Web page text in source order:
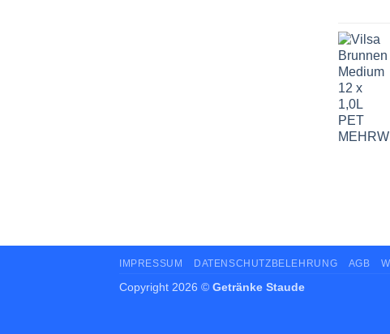
IMPRESSUM DATENSCHUTZBELEHRUNG AGB
Copyright 2026 © Getränke Staude